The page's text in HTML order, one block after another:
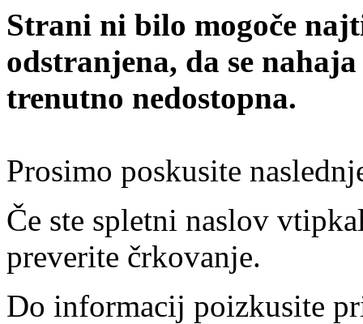
Strani ni bilo mogoče
odstranjena, da se
trenutno nedostopna.
Prosimo poskusite
Če ste spletni naslov
preverite črkovanje.
Do informacij poizkusite